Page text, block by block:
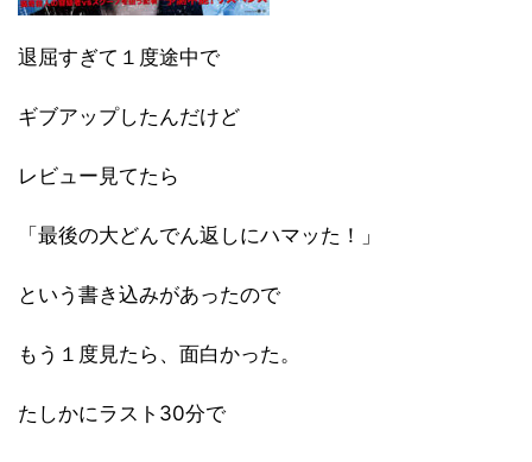
退屈すぎて１度途中で
ギブアップしたんだけど
レビュー見てたら
「最後の大どんでん返しにハマッた！」
という書き込みがあったので
もう１度見たら、面白かった。
たしかにラスト30分で